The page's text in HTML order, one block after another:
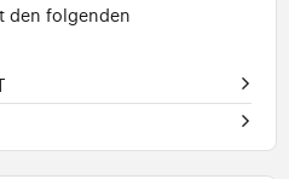
den folgenden